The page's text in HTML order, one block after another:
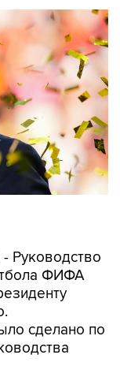
- Руководство
ФИФА
сделано по